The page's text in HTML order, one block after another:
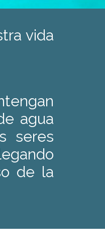
vida
agua
seres
de la